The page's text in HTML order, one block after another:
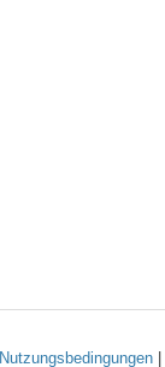
Nutzungsbedingungen